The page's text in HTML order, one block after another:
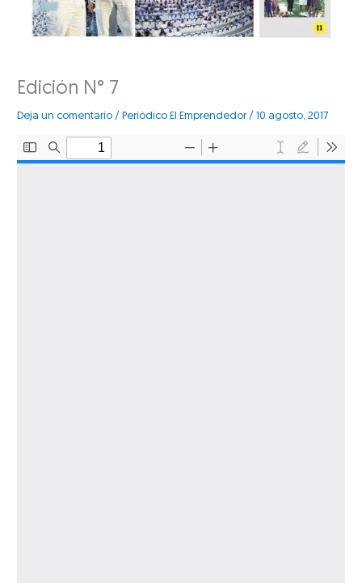
Edición N° 7
Deja un comentario / Periódico El Emprendedor /10 agosto, 2017